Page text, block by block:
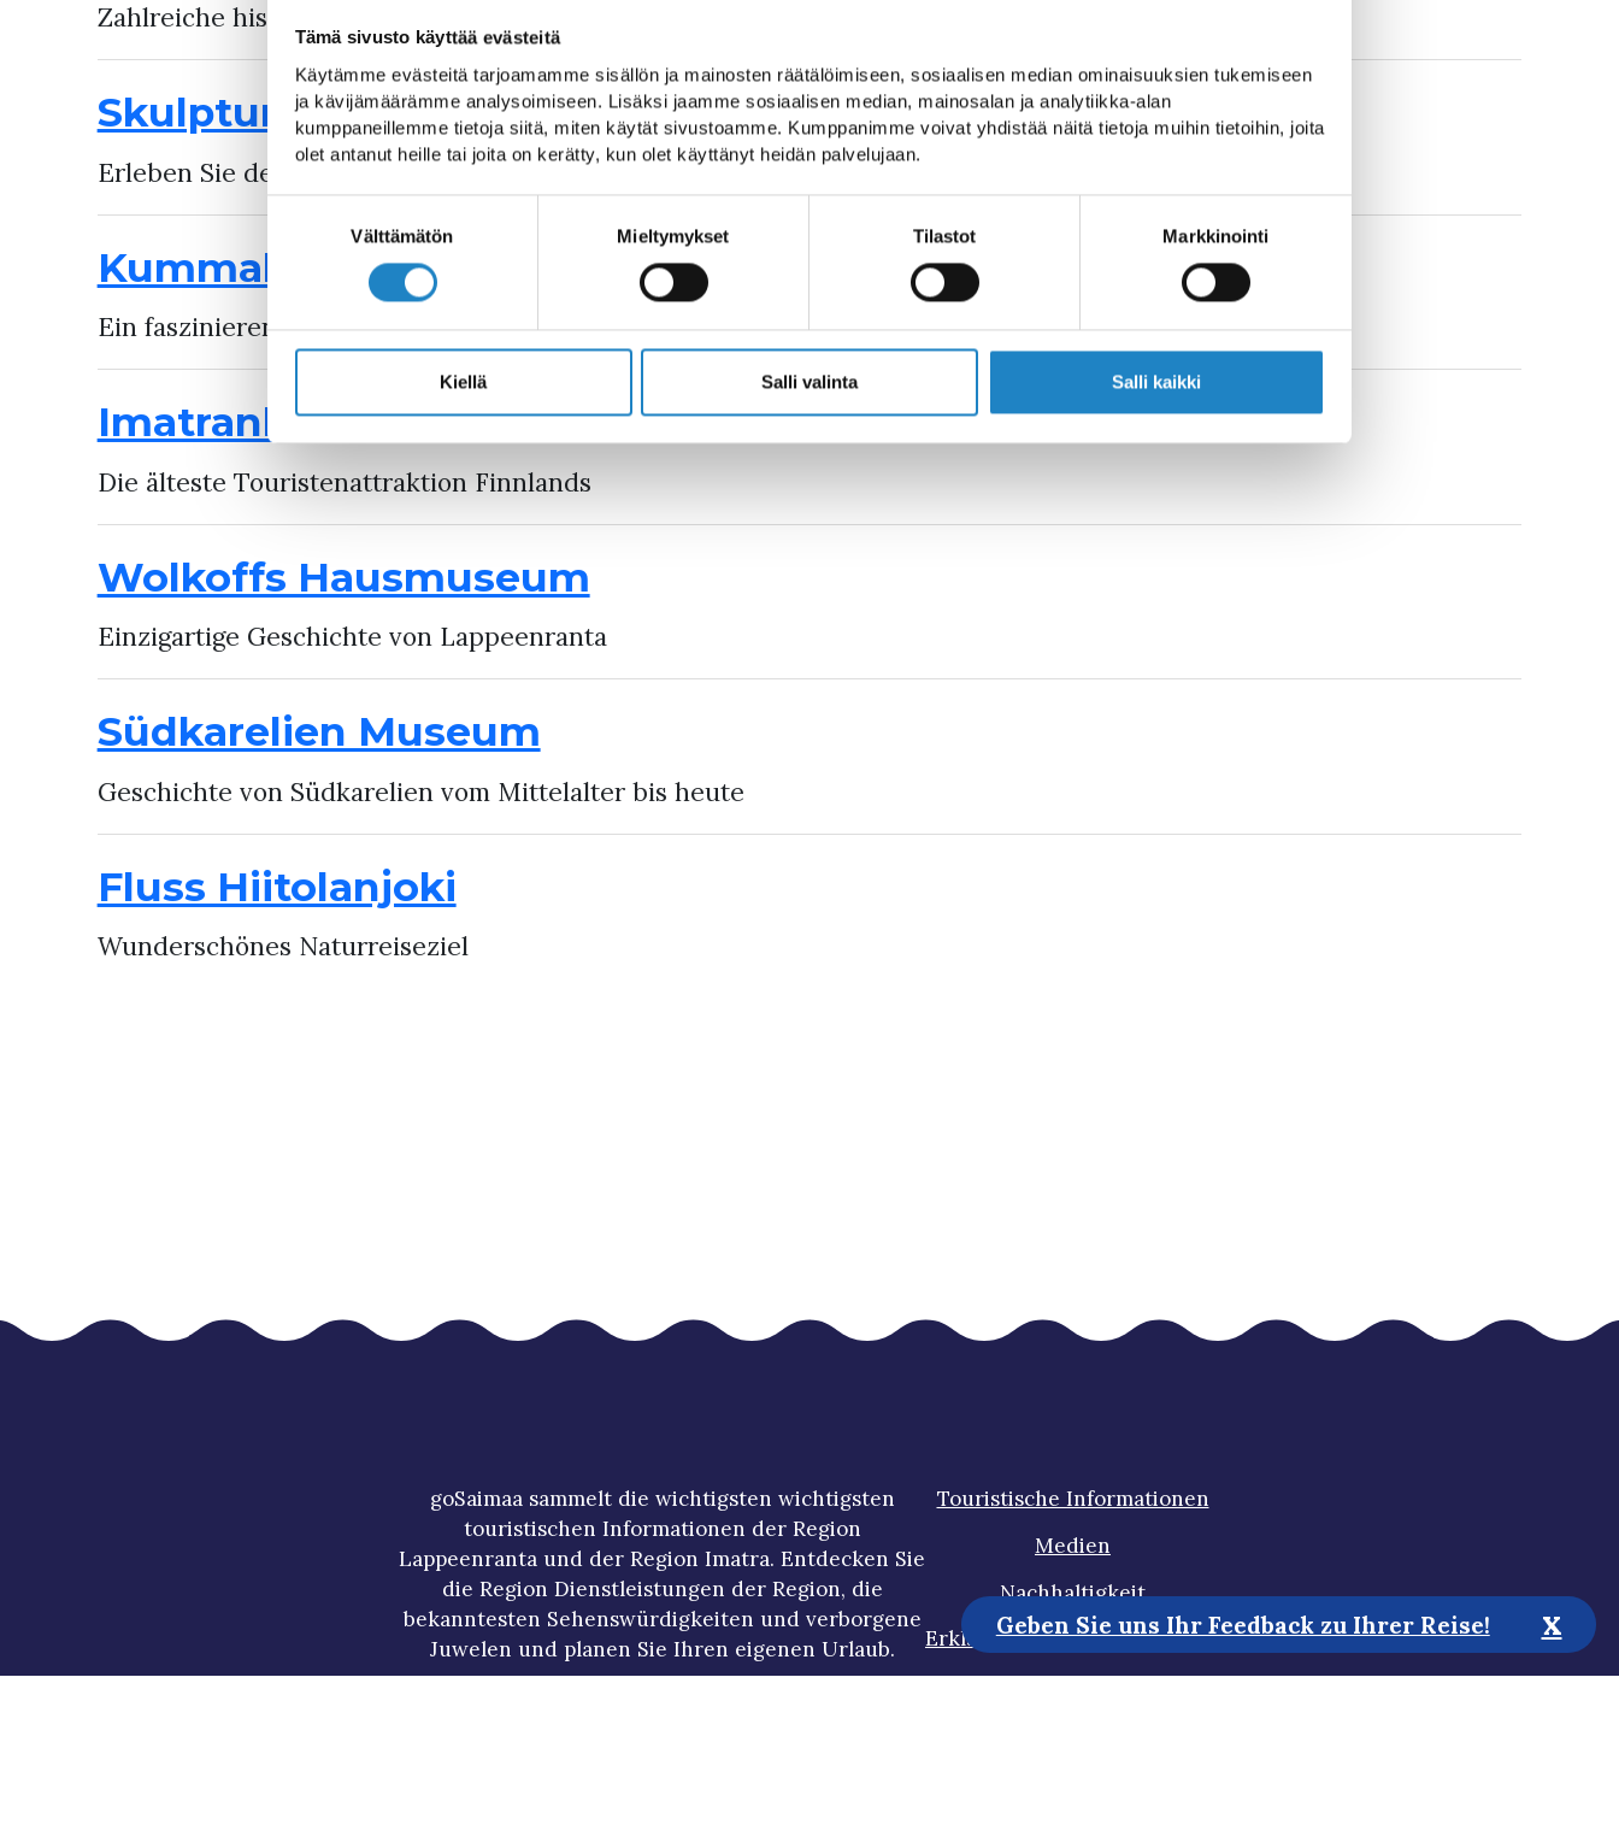
Tämä sivusto käyttää evästeitä
Käytämme evästeitä tarjoamamme sisällön ja mainosten räätälöimiseen, sosiaalisen median ominaisuuksien tukemiseen
ja kävijämäärämme analysoimiseen. Lisäksi jaamme sosiaalisen median, mainosalan ja analytiikka-alan
kumppaneillemme tietoja siitä, miten käytät sivustoamme. Kumppanimme voivat yhdistää näitä tietoja muihin tietoihin, joita
olet antanut heille tai joita on kerätty, kun olet käyttänyt heidän palvelujaan.
Välttämätön Mieltymykset Tilastot Markkinointi
Kiellä Salli valinta Salli kaikki
Zahlreiche historische Attraktionen und Veranstaltungen
Skulpturenpark Parikkala
Erleben Sie den mystischen und prächtigen Statuenpark Parikkala!
Kummakivi Findling
Ein faszinierende Findling der auf einem Rundhöcker steht
Imatrankoski – Stromschnellen von Imatra
Die älteste Touristenattraktion Finnlands
Wolkoffs Hausmuseum
Einzigartige Geschichte von Lappeenranta
Südkarelien Museum
Geschichte von Südkarelien vom Mittelalter bis heute
Fluss Hiitolanjoki
Wunderschönes Naturreiseziel
goSaimaa sammelt die wichtigsten wichtigsten
touristischen Informationen der Region
Lappeenranta und der Region Imatra. Entdecken Sie
die Region Dienstleistungen der Region, die
bekanntesten Sehenswürdigkeiten und verborgene
Juwelen und planen Sie Ihren eigenen Urlaub.
Touristische Informationen
Medien
Nachhaltigkeit
Erklärung zur Zugänglichkeit
Geben Sie uns Ihr Feedback zu Ihrer Reise! x